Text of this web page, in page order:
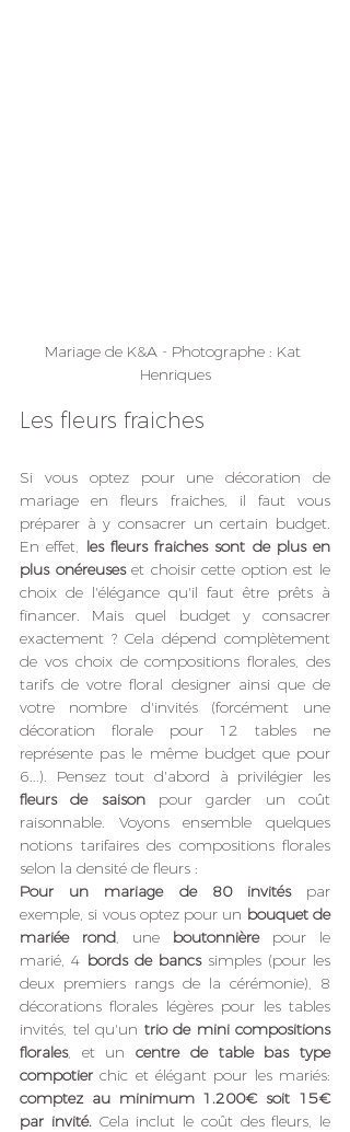
Mariage de K&A - Photographe : Kat
Henriques
Les fleurs fraiches
Si vous optez pour une décoration de
mariage en fleurs fraiches, il faut vous
préparer à y consacrer un certain budget.
En effet, les fleurs fraiches sont de plus en
plus onéreuses et choisir cette option est le
choix de l'élégance qu'il faut être prêts à
financer. Mais quel budget y consacrer
exactement ? Cela dépend complètement
de vos choix de compositions florales, des
tarifs de votre floral designer ainsi que de
votre nombre d'invités (forcément une
décoration florale pour 12 tables ne
représente pas le même budget que pour
fleurs de saison pour garder un coût
raisonnable. Voyons ensemble quelques
notions tarifaires des compositions florales
selon la densité de fleurs :
Pour un mariage de 80 invités par
exemple, si vous optez pour un bouquet de
mariée rond, une boutonnière pour le
marié, 4 bords de bancs simples (pour les
deux premiers rangs de la cérémonie), 8
décorations florales légères pour les tables
invités, tel qu'un trio de mini compositions
florales, et un centre de table bas type
compotier
comptez au minimum 1.200€ soit 15€
par invité. Cela inclut le coût des fleurs, le